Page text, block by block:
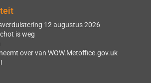
12 augustus 2026
is weg
over van WOW.Metoffice.gov.uk